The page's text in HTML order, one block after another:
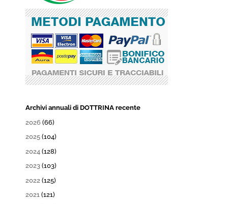
Archivi annuali di DOTTRINA recente
2026 (66)
2025 (104)
2024 (128)
2023 (103)
2022 (125)
2021 (121)